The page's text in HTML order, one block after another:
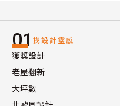
01 找設計靈感
獲獎設計
老屋翻新
大坪數